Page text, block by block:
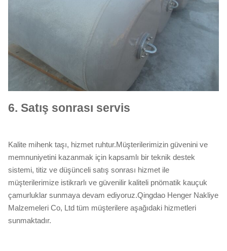
6. Satış sonrası servis
Kalite mihenk taşı, hizmet ruhtur.Müşterilerimizin güvenini ve
memnuniyetini kazanmak için kapsamlı bir teknik destek
sistemi, titiz ve düşünceli satış sonrası hizmet ile
müşterilerimize istikrarlı ve güvenilir kaliteli pnömatik kauçuk
çamurluklar sunmaya devam ediyoruz.Qingdao Henger Nakliye
Malzemeleri Co, Ltd tüm müşterilere aşağıdaki hizmetleri
sunmaktadır.